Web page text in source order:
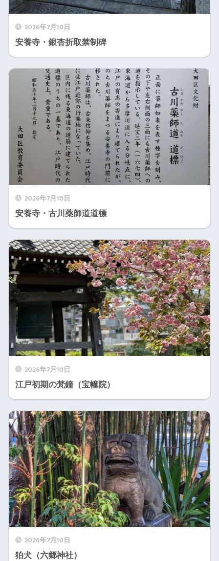
2026年7月10日
安養寺・銀杏折取禁制碑
2026年7月10日
安養寺・古川薬師道道標
2026年7月10日
江戸初期の梵鐘（宝幢院）
2026年7月10日
狛犬（六郷神社）